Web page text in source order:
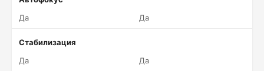
Да
Да
Стабилизация
Да
Да